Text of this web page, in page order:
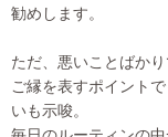
勧めします。
ただ、悪いことばかり
ご縁を表すポイント
いも示唆。